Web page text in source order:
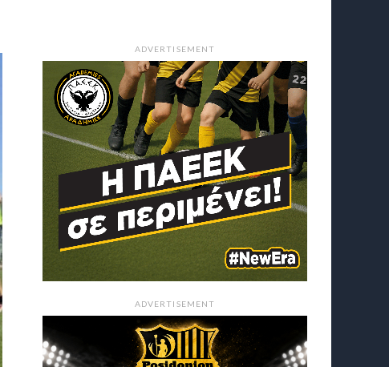
ADVERTISEMENT
ADVERTISEMENT